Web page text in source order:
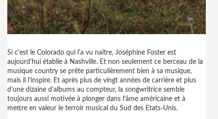
Si c’est le Colorado qui l’a vu naître, Joséphine Foster est
aujourd’hui établie à Nashville. Et non seulement ce berceau de la
musique country se prête particulièrement bien à sa musique,
mais il l’inspire. Et après plus de vingt années de carrière et plus
d’une dizaine d’albums au compteur, la songwritrice semble
toujours aussi motivée à plonger dans l’âme américaine et à
mettre en valeur le terroir musical du Sud des Etats-Unis.